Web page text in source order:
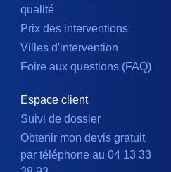
qualité
Prix des interventions
Villes d'intervention
Foire aux questions (FAQ)
Espace client
Suivi de dossier
Obtenir mon devis gratuit
par téléphone au 04 13 33